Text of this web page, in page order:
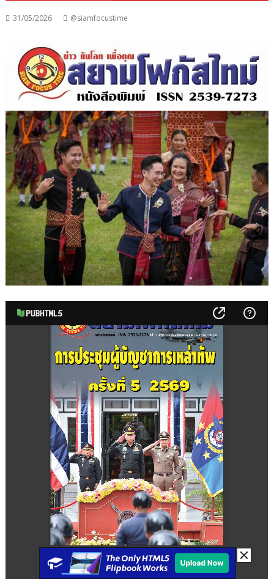
31/05/2026 @siamfocustime